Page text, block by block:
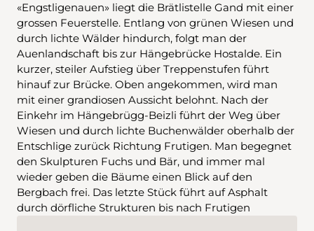
«Engstligenauen» liegt die Brätlistelle Gand mit einer
grossen Feuerstelle. Entlang von grünen Wiesen und
durch lichte Wälder hindurch, folgt man der
Auenlandschaft bis zur Hängebrücke Hostalde. Ein
kurzer, steiler Aufstieg über Treppenstufen führt
hinauf zur Brücke. Oben angekommen, wird man
mit einer grandiosen Aussicht belohnt. Nach der
Einkehr im Hängebrügg-Beizli führt der Weg über
Wiesen und durch lichte Buchenwälder oberhalb der
Entschlige zurück Richtung Frutigen. Man begegnet
den Skulpturen Fuchs und Bär, und immer mal
wieder geben die Bäume einen Blick auf den
Bergbach frei. Das letzte Stück führt auf Asphalt
durch dörfliche Strukturen bis nach Frutigen